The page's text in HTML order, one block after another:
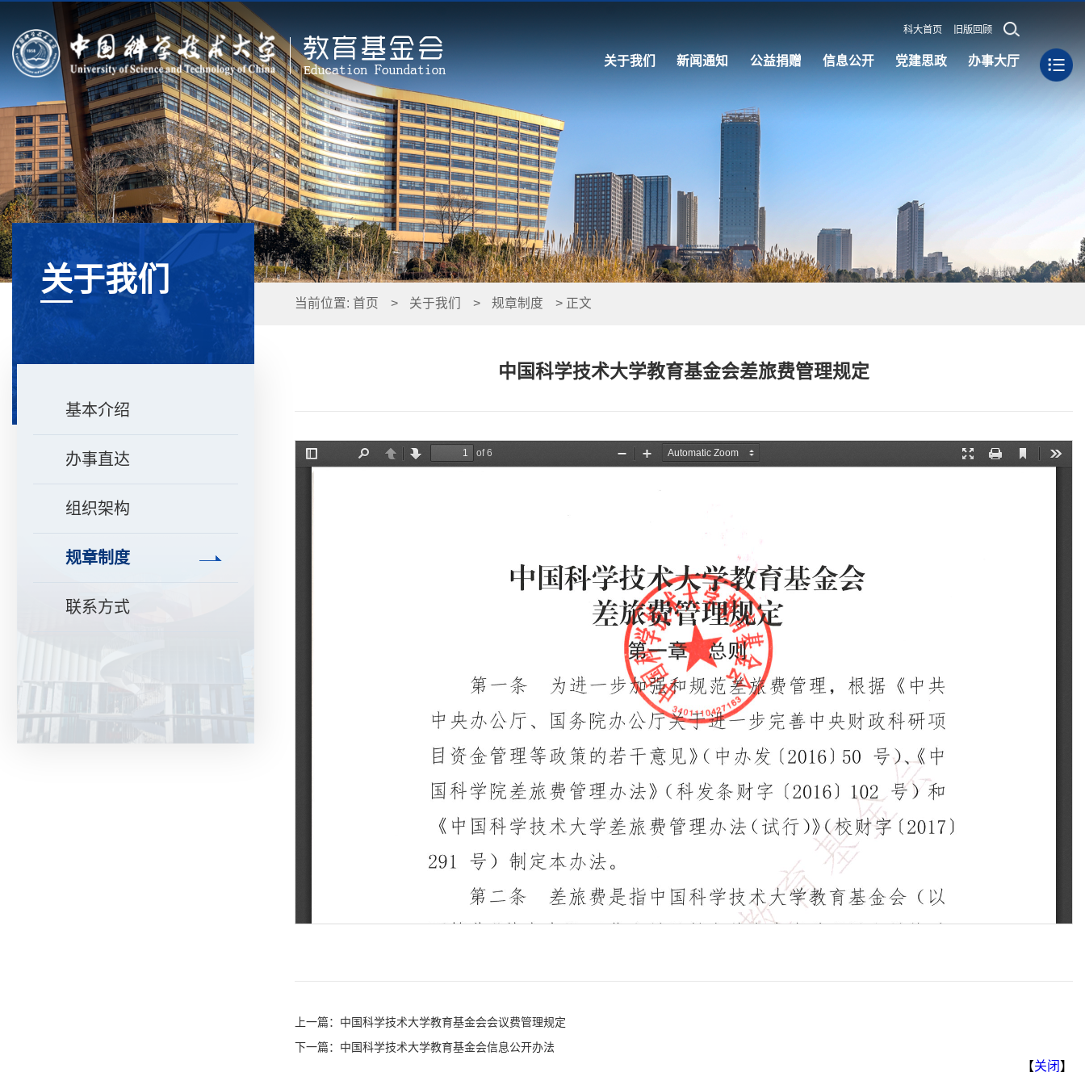
科大首页 旧版回顾
关于我们 新闻通知 公益捐赠 信息公开 党建思政 办事大厅
关于我们
基本介绍
办事直达
组织架构
规章制度
联系方式
当前位置: 首页 > 关于我们 > 规章制度 > 正文
中国科学技术大学教育基金会差旅费管理规定
上一篇： 中国科学技术大学教育基金会会议费管理规定
下一篇： 中国科学技术大学教育基金会信息公开办法
【关闭 】